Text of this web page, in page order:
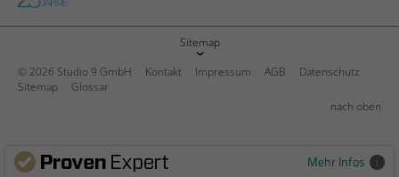
Sitemap
© 2026 Studio 9 GmbH
Kontakt Impressum AGB
Datenschutz
Sitemap
Glossar
nach oben
Mehr Infos
Kundenbewertungen und Erfahrungen zu
100%